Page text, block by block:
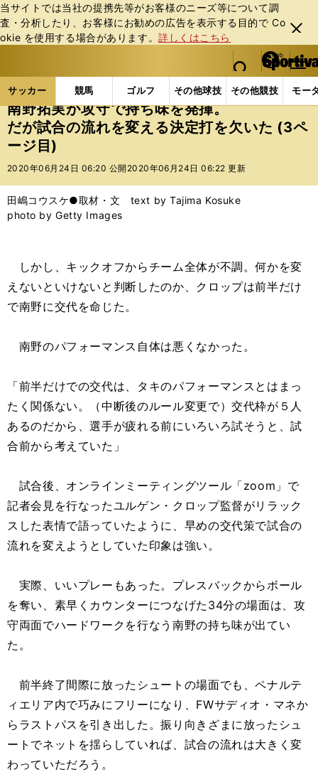
当サイトでは当社の提携先等がお客様のニーズ等について調
査・分析したり、お客様にお勧めの広告を表⽰する⽬的で Co
okie を使⽤する場合があります。詳しくはこちら
閉じ
る
web Sportiva (webスポルティーバ)
検索
マイペ
ー
ジ
メニュ
サッカー 競馬 ゴルフ その他球技 その他競技 モー
ス
ポ
ル
テ
ー
バ
サッカーの記事一覧 海外サッカー 海外サッカー
南野拓実が攻守で持ち味を発揮。
だが試合の流れを変える決定打を欠いた (3ペ
ージ目)
2020年06月24日 06:20 公開 2020年06月24日 06:22 更新
田嶋コウスケ●取材・文 text by Tajima Kosuke
photo by Getty Images
しかし、キックオフからチーム全体が不調。何かを変
えないといけないと判断したのか、クロップは前半だけ
で南野に交代を命じた。
南野のパフォーマンス自体は悪くなかった。
「前半だけでの交代は、タキのパフォーマンスとはまっ
たく関係ない。（中断後のルール変更で）交代枠が５人
あるのだから、選手が疲れる前にいろいろ試そうと、試
合前から考えていた」
試合後、オンラインミーティングツール「zoom」で
記者会見を行なったユルゲン・クロップ監督がリラック
スした表情で語っていたように、早めの交代策で試合の
流れを変えようとしていた印象は強い。
実際、いいプレーもあった。プレスバックからボール
を奪い、素早くカウンターにつなげた34分の場面は、攻
守両面でハードワークを行なう南野の持ち味が出てい
た。
前半終了間際に放ったシュートの場面でも、ペナルテ
ィエリア内で巧みにフリーになり、FWサディオ・マネか
らラストパスを引き出した。振り向きざまに放ったシュ
ートでネットを揺らしていれば、試合の流れは大きく変
わっていただろう。